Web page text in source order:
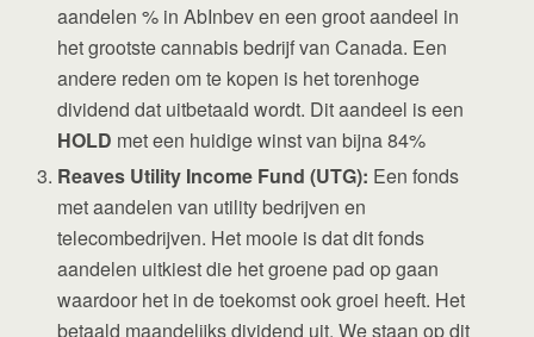
aandelen % in AbInbev en een groot aandeel in
het grootste cannabis bedrijf van Canada. Een
andere reden om te kopen is het torenhoge
dividend dat uitbetaald wordt. Dit aandeel is een
HOLD met een huidige winst van bijna 84%
Reaves Utility Income Fund (UTG): Een fonds
met aandelen van utility bedrijven en
telecombedrijven. Het mooie is dat dit fonds
aandelen uitkiest die het groene pad op gaan
waardoor het in de toekomst ook groei heeft. Het
betaald maandelijks dividend uit. We staan op dit